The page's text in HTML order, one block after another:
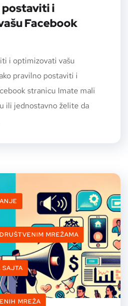
postaviti i
Facebook
i optimizovati vašu
pravilno postaviti i
stranicu Imate mali
ili jednostavno želite da
MREŽAMA
SAJTA
MREŽA